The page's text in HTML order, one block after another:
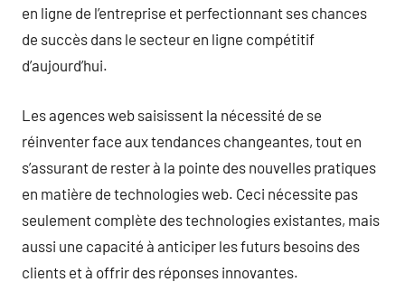
en ligne de l’entreprise et perfectionnant ses chances
de succès dans le secteur en ligne compétitif
d’aujourd’hui.
Les agences web saisissent la nécessité de se
réinventer face aux tendances changeantes, tout en
s’assurant de rester à la pointe des nouvelles pratiques
en matière de technologies web. Ceci nécessite pas
seulement complète des technologies existantes, mais
aussi une capacité à anticiper les futurs besoins des
clients et à offrir des réponses innovantes.